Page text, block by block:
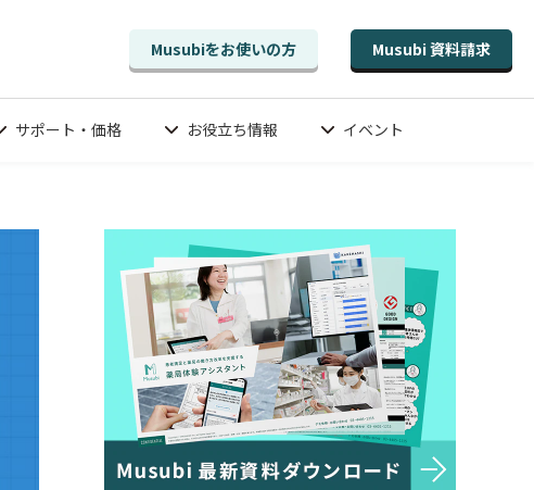
Musubiをお使いの方 Musubi 資料請求
サポート・価格 お役立ち情報 イベント